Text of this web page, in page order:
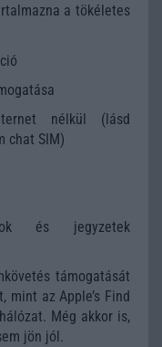
a tökéletes
nélkül (lásd
chat SIM)
és jegyzetek
támogatását
mint az Apple’s Find
Még akkor is,
jön jól.